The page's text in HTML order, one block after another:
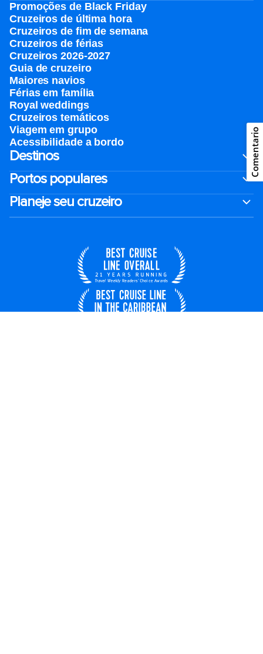
Promoções de Black Friday
Cruzeiros de última hora
Cruzeiros de fim de semana
Cruzeiros de férias
Cruzeiros 2026-2027
Guia de cruzeiro
Maiores navios
Férias em família
Royal weddings
Cruzeiros temáticos
Viagem em grupo
Acessibilidade a bordo
Destinos
Portos populares
Planeje seu cruzeiro
Comentario